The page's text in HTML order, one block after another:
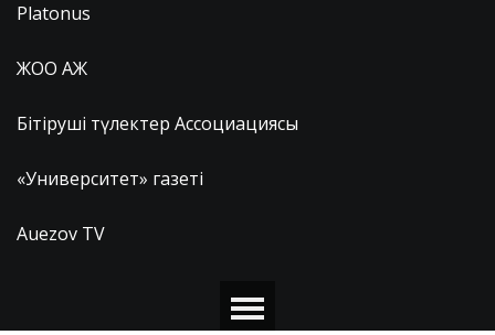
Platonus
ЖОО АЖ
Бітіруші түлектер Ассоциациясы
«Университет» газеті
Auezov TV